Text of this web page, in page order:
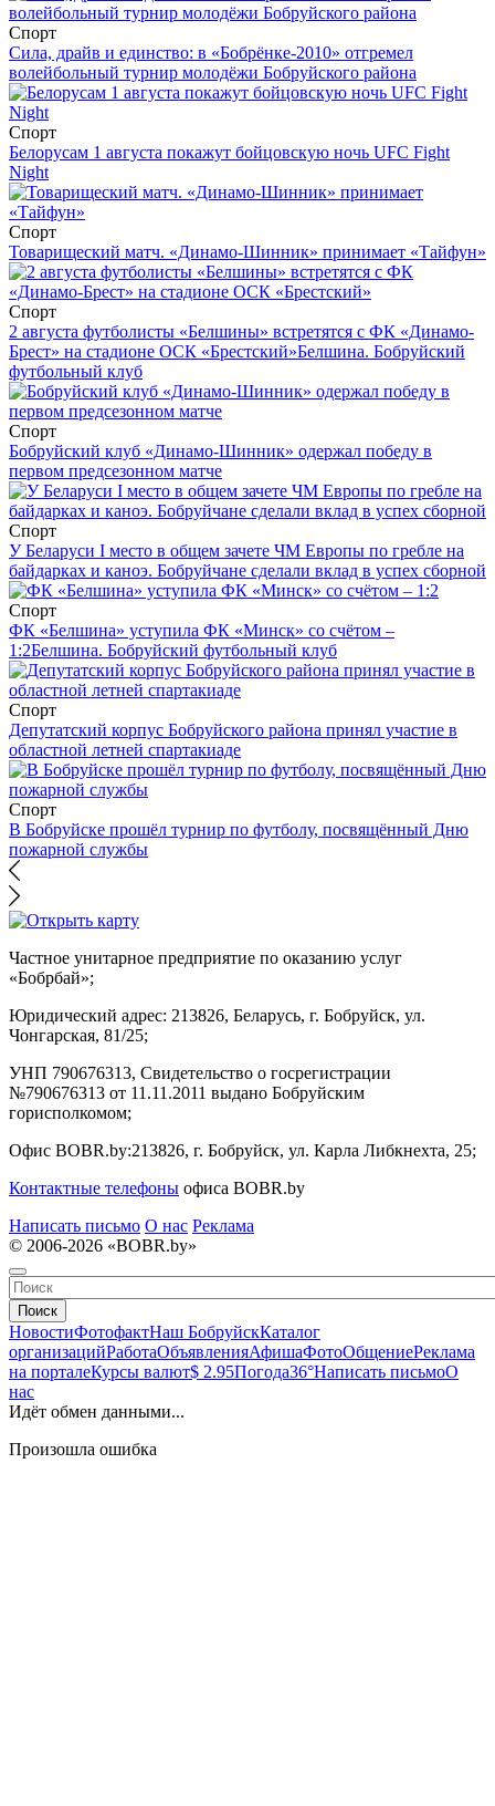
Спорт
Сила, драйв и единство: в «Бобрёнке-2010» отгремел
волейбольный турнир молодёжи Бобруйского района
Спорт
Белорусам 1 августа покажут бойцовскую ночь UFC Fight
Night
Спорт
Товарищеский матч. «Динамо-Шинник» принимает «Тайфун»
Спорт
2 августа футболисты «Белшины» встретятся с ФК «Динамо-
Брест» на стадионе ОСК «Брестский»Белшина. Бобруйский
футбольный клуб
Спорт
Бобруйский клуб «Динамо-Шинник» одержал победу в
первом предсезонном матче
Спорт
У Беларуси I место в общем зачете ЧМ Европы по гребле на
байдарках и каноэ. Бобруйчане сделали вклад в успех сборной
Спорт
ФК «Белшина» уступила ФК «Минск» со счётом –
1:2Белшина. Бобруйский футбольный клуб
Спорт
Депутатский корпус Бобруйского района принял участие в
областной летней спартакиаде
Спорт
В Бобруйске прошёл турнир по футболу, посвящённый Дню
пожарной службы
Частное унитарное предприятие по оказанию услуг
«Бобрбай»;
Юридический адрес: 213826, Беларусь, г. Бобруйск, ул.
Чонгарская, 81/25;
УНП 790676313, Свидетельство о госрегистрации
№790676313 от 11.11.2011 выдано Бобруйским
горисполкомом;
Офис BOBR.by:213826, г. Бобруйск, ул. Карла Либкнехта, 25;
Контактные телефоны офиса BOBR.by
Написать письмо О нас Реклама
© 2006-2026 «BOBR.by»
Поиск
НовостиФотофактНаш БобруйскКаталог
организацийРаботаОбъявленияАфишаФотоОбщениеРеклама
на порталеКурсы валют$ 2.95Погода36°Написать письмоО
нас
Идёт обмен данными...
Произошла ошибка